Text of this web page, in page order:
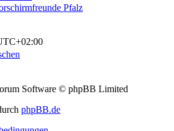
Pfalz
Software © phpBB Limited
phpBB.de